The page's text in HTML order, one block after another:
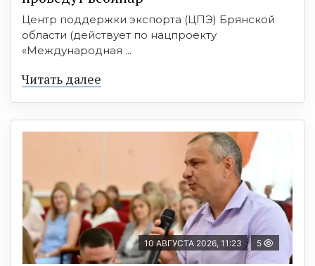
Центр поддержки экспорта (ЦПЭ) Брянской
области (действует по нацпроекту
«Международная ...
Читать далее
10 АВГУСТА 2026, 11:23 5